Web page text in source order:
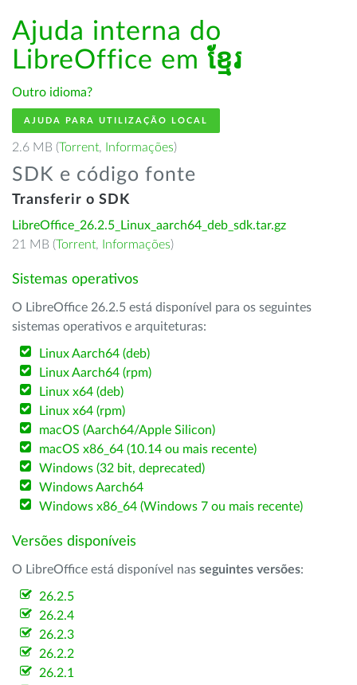
Ajuda interna do
LibreOffice em ខ្មែរ
Outro idioma?
AJUDA PARA UTILIZAÇÃO LOCAL
2.6 MB (Torrent, Informações)
SDK e código fonte
Transferir o SDK
LibreOffice_26.2.5_Linux_aarch64_deb_sdk.tar.gz
21 MB (Torrent, Informações)
Sistemas operativos
O LibreOffice 26.2.5 está disponível para os seguintes
sistemas operativos e arquiteturas:
Linux Aarch64 (deb)
Linux Aarch64 (rpm)
Linux x64 (deb)
Linux x64 (rpm)
macOS (Aarch64/Apple Silicon)
macOS x86_64 (10.14 ou mais recente)
Windows (32 bit, deprecated)
Windows Aarch64
Windows x86_64 (Windows 7 ou mais recente)
Versões disponíveis
O LibreOffice está disponível nas seguintes versões:
26.2.5
26.2.4
26.2.3
26.2.2
26.2.1